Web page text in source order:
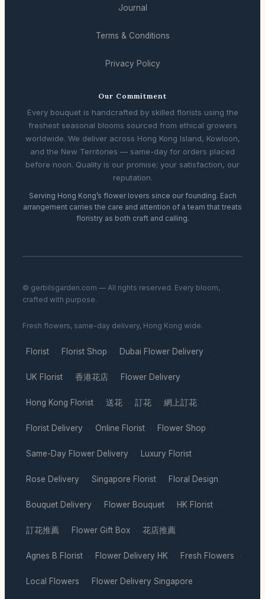
Journal
Terms & Conditions
Privacy Policy
Our Commitment
Every bouquet is handcrafted by skilled florists using the
freshest seasonal blooms sourced from ethical growers
worldwide. We deliver across Hong Kong Island, Kowloon,
and the New Territories — same-day for orders placed
before noon. Quality is our promise; your satisfaction, our
reputation.
Serving Hong Kong’s flower lovers since our founding. Each
arrangement carries the care and attention of a team that treats
floristry as both craft and calling.
© gerbilsgarden.com — All rights reserved. Every bloom,
crafted with purpose.
Fresh flowers, same-day delivery, Hong Kong wide.
Florist · Florist Shop · Dubai Flower Delivery ·
UK Florist · 香港花店 · Flower Delivery ·
Hong Kong Florist · 送花 · 訂花 · 網上訂花 ·
Florist Delivery · Online Florist · Flower Shop ·
Same-Day Flower Delivery · Luxury Florist ·
Rose Delivery · Singapore Florist · Floral Design ·
Bouquet Delivery · Flower Bouquet · HK Florist ·
訂花推薦 · Flower Gift Box · 花店推薦 ·
Agnes B Florist · Flower Delivery HK · Fresh Flowers ·
Local Flowers · Flower Delivery Singapore ·